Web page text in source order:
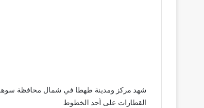
شهد مركز ومدينة طهطا في شمال محافظة
القطارات على أحد الخطوط